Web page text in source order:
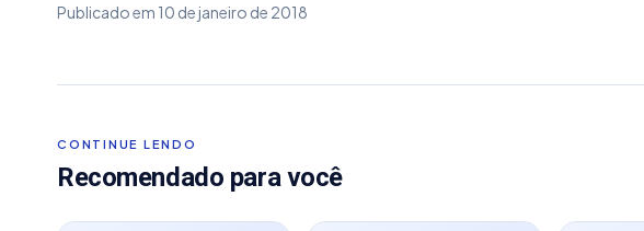
Publicado em 10 de janeiro de 2018
CONTINUE LENDO
Recomendado para você